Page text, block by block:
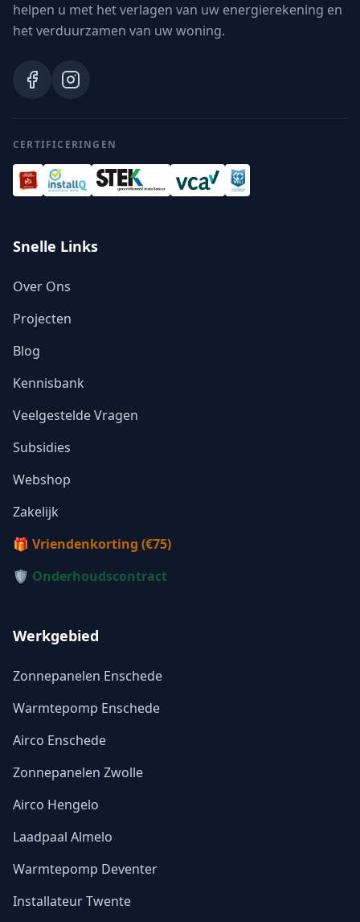
helpen u met het verlagen van uw energierekening en
het verduurzamen van uw woning.
CERTIFICERINGEN
Snelle Links
Over Ons
Projecten
Blog
Kennisbank
Veelgestelde Vragen
Subsidies
Webshop
Zakelijk
🎁 Vriendenkorting (€75)
🛡️ Onderhoudscontract
Werkgebied
Zonnepanelen Enschede
Warmtepomp Enschede
Airco Enschede
Zonnepanelen Zwolle
Airco Hengelo
Laadpaal Almelo
Warmtepomp Deventer
Installateur Twente